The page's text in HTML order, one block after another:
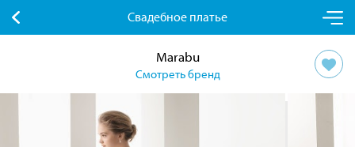
Свадебное платье
Marabu
Смотреть бренд